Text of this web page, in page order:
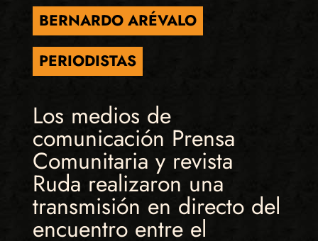
BERNARDO ARÉVALO
PERIODISTAS
Los medios de
comunicación Prensa
Comunitaria y revista
Ruda realizaron una
transmisión en directo del
encuentro entre el